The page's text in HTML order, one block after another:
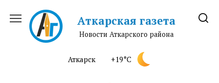
содержанию
Аткарская газета
Новости Аткарского района
Аткарск +19°C